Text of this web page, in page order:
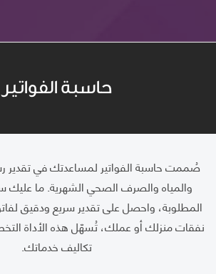
حاسبة الفواتير
​صُممت حاسبة الفواتير لمساعدتك في تقدير
والمياه والصرف الصحي الشهرية. ما عليك
المطلوبة، واحصل على تقدير سريع ودقيق
نفقات منزلك أو عملك، تُسهّل هذه الأداة
تكاليف خدماتك.​